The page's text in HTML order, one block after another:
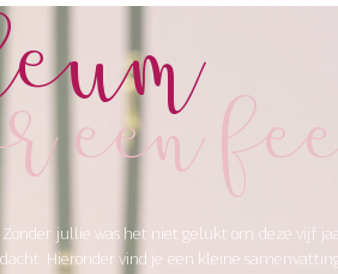
een
jullie was het niet gelukt om deze vijf
Hieronder vind je een kleine